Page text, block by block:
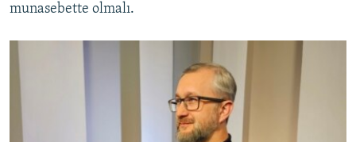
munasebette olmalı.